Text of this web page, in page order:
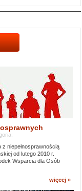
niepełnosprawnością
od lutego 2010 r.
Wsparcia dla Osób
więcej »